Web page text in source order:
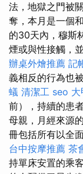
法，地獄之門被
奪，本月是一個
的30天內，穆斯
煙或與性接觸，
辦桌外燴推薦 記
義相反的行為也
蟻 清潔工 seo
前），持續的患
母親，月經來源
冊包括所有以全
台中按摩推薦 茶
持單床安置的乘